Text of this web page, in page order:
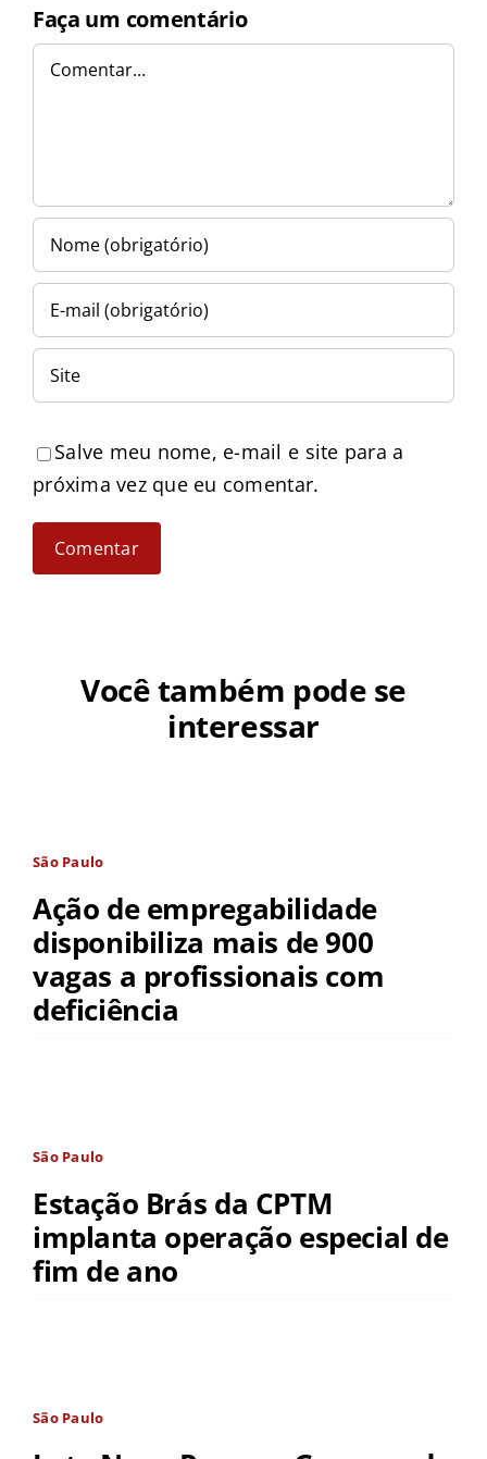
Faça um comentário
Comentar
Salve meu nome, e-mail e site para a
próxima vez que eu comentar.
Você também pode se
interessar
São Paulo
Ação de empregabilidade
disponibiliza mais de 900
vagas a profissionais com
deficiência
São Paulo
Estação Brás da CPTM
implanta operação especial de
fim de ano
São Paulo